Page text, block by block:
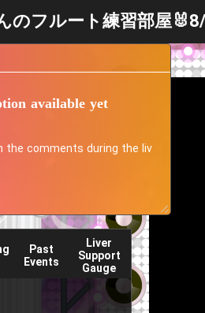
のフルート練習部屋
Past
Events
Liver
Support
Gauge
available yet
the comments during the liv